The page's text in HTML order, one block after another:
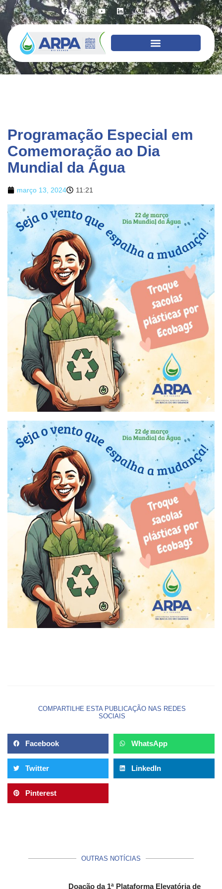
Programação Especial em
Comemoração ao Dia
Mundial da Água
março 13, 2024 11:21
COMPARTILHE ESTA PUBLICAÇÃO NAS REDES
SOCIAIS
Facebook WhatsApp
Twitter LinkedIn
Pinterest
OUTRAS NOTÍCIAS
Doação da 1ª Plataforma Elevatória de